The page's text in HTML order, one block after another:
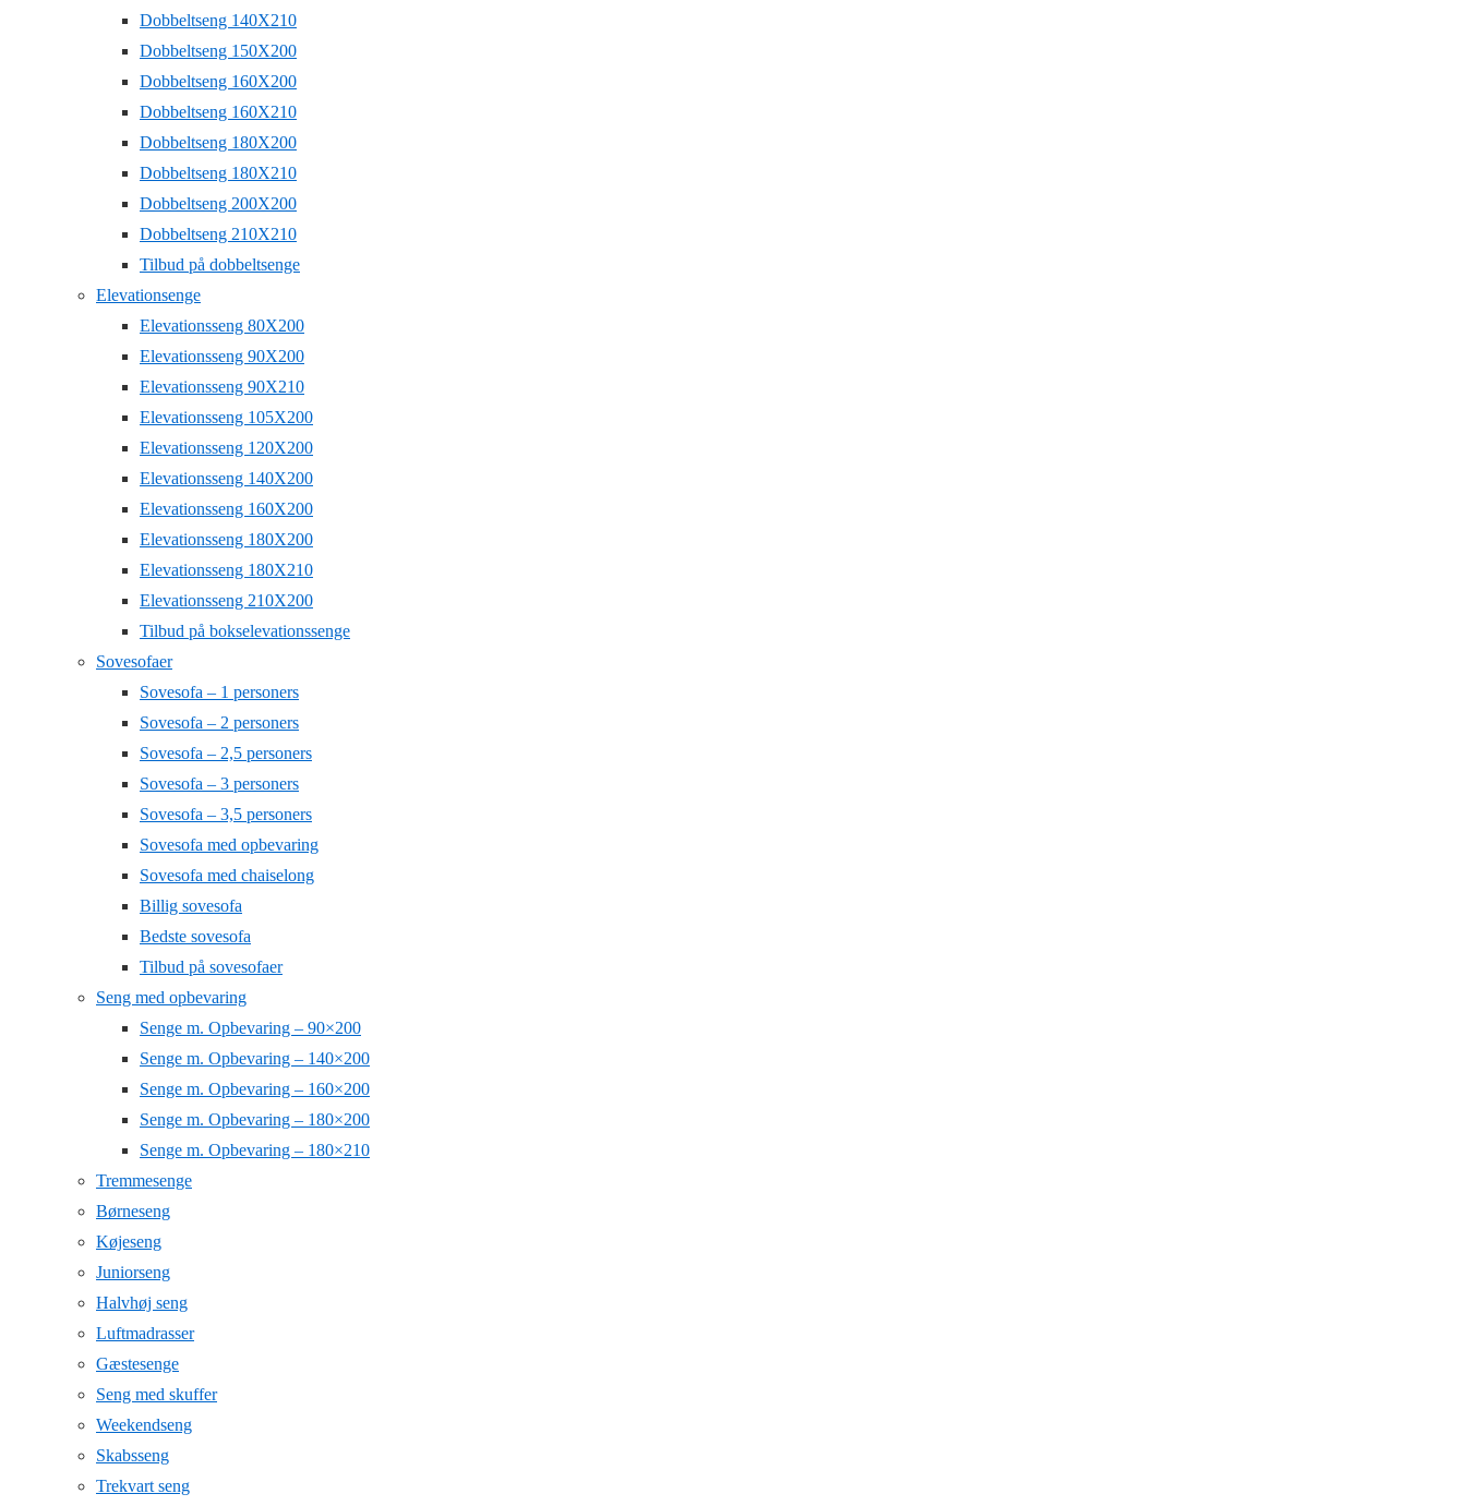
Dobbeltseng 140X210
Dobbeltseng 150X200
Dobbeltseng 160X200
Dobbeltseng 160X210
Dobbeltseng 180X200
Dobbeltseng 180X210
Dobbeltseng 200X200
Dobbeltseng 210X210
Tilbud på dobbeltsenge
Elevationsenge
Elevationsseng 80X200
Elevationsseng 90X200
Elevationsseng 90X210
Elevationsseng 105X200
Elevationsseng 120X200
Elevationsseng 140X200
Elevationsseng 160X200
Elevationsseng 180X200
Elevationsseng 180X210
Elevationsseng 210X200
Tilbud på bokselevationssenge
Sovesofaer
Sovesofa – 1 personers
Sovesofa – 2 personers
Sovesofa – 2,5 personers
Sovesofa – 3 personers
Sovesofa – 3,5 personers
Sovesofa med opbevaring
Sovesofa med chaiselong
Billig sovesofa
Bedste sovesofa
Tilbud på sovesofaer
Seng med opbevaring
Senge m. Opbevaring – 90×200
Senge m. Opbevaring – 140×200
Senge m. Opbevaring – 160×200
Senge m. Opbevaring – 180×200
Senge m. Opbevaring – 180×210
Tremmesenge
Børneseng
Køjeseng
Juniorseng
Halvhøj seng
Luftmadrasser
Gæstesenge
Seng med skuffer
Weekendseng
Skabsseng
Trekvart seng